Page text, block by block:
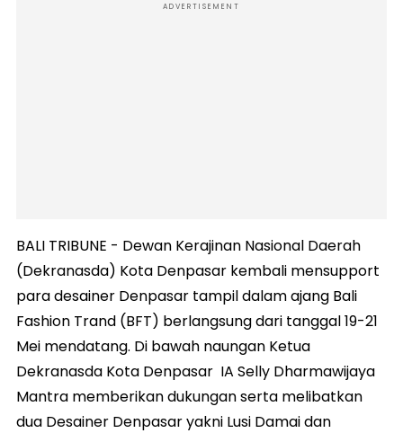
ADVERTISEMENT
BALI TRIBUNE - Dewan Kerajinan Nasional Daerah
(Dekranasda) Kota Denpasar kembali mensupport
para desainer Denpasar tampil dalam ajang Bali
Fashion Trand (BFT) berlangsung dari tanggal 19-21
Mei mendatang. Di bawah naungan Ketua
Dekranasda Kota Denpasar IA Selly Dharmawijaya
Mantra memberikan dukungan serta melibatkan
dua Desainer Denpasar yakni Lusi Damai dan